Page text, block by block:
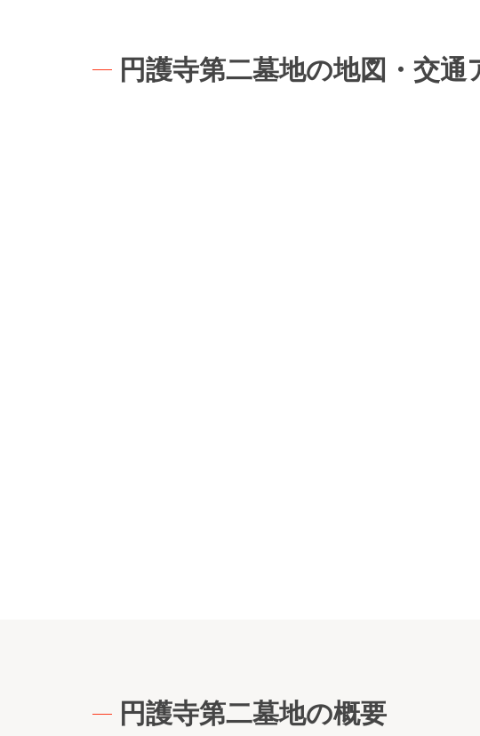
円護寺第二墓地の地図・交通
円護寺第二墓地の概要